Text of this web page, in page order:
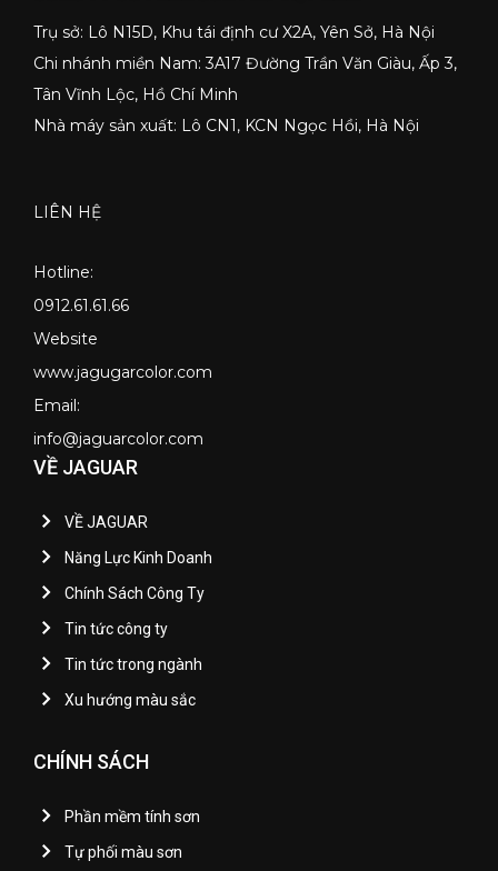
Trụ sở: Lô N15D, Khu tái định cư X2A, Yên Sở, Hà Nội
Chi nhánh miền Nam: 3A17 Đường Trần Văn Giàu, Ấp 3,
Tân Vĩnh Lộc, Hồ Chí Minh
Nhà máy sản xuất: Lô CN1, KCN Ngọc Hồi, Hà Nội
LIÊN HỆ
Hotline:
0912.61.61.66
Website
www.jagugarcolor.com
Email:
info@jaguarcolor.com
VỀ JAGUAR
VỀ JAGUAR
Năng Lực Kinh Doanh
Chính Sách Công Ty
Tin tức công ty
Tin tức trong ngành
Xu hướng màu sắc
CHÍNH SÁCH
Phần mềm tính sơn
Tự phối màu sơn